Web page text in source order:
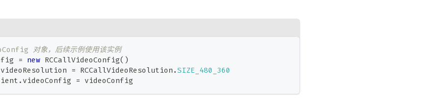
对象，后续示例使用该实例
= new RCCallVideoConfig( )
videoResolution = RCCallVideoResolution .SIZE_480_360
. videoConfig = videoConfig